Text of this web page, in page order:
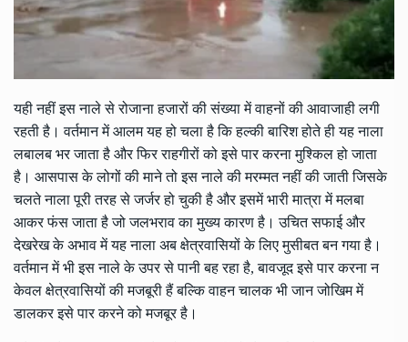
यही नहीं इस नाले से रोजाना हजारों की संख्या में वाहनों की आवाजाही लगी
रहती है। वर्तमान में आलम यह हो चला है कि हल्की बारिश होते ही यह नाला
लबालब भर जाता है और फिर राहगीरों को इसे पार करना मुश्किल हो जाता
है। आसपास के लोगों की माने तो इस नाले की मरम्मत नहीं की जाती जिसके
चलते नाला पूरी तरह से जर्जर हो चुकी है और इसमें भारी मात्रा में मलबा
आकर फंस जाता है जो जलभराव का मुख्य कारण है। उचित सफाई और
देखरेख के अभाव में यह नाला अब क्षेत्रवासियों के लिए मुसीबत बन गया है।
वर्तमान में भी इस नाले के उपर से पानी बह रहा है, बावजूद इसे पार करना न
केवल क्षेत्रवासियों की मजबूरी हैं बल्कि वाहन चालक भी जान जोखिम में
डालकर इसे पार करने को मजबूर है।